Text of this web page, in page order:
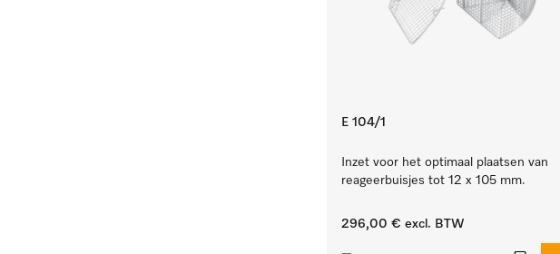
E 104/1
Inzet voor het optimaal plaatsen van
reageerbuisjes tot 12 x 105 mm.
296,00 € excl. BTW